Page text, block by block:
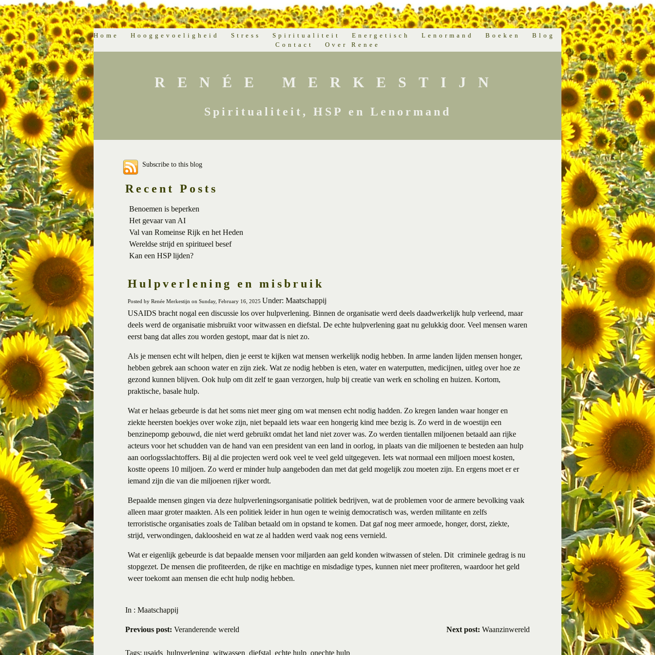
Home Hooggevoeligheid Stress Spiritualiteit Energetisch Lenormand Boeken
Blog
Contact
Over Renee
RENÉE MERKESTIJN
Spiritualiteit, HSP en Lenormand
Subscribe to this blog
Recent Posts
Benoemen is beperken
Het gevaar van AI
Val van Romeinse Rijk en het Heden
Wereldse strijd en spiritueel besef
Kan een HSP lijden?
Hulpverlening en misbruik
Posted by Renée Merkestijn on Sunday, February 16, 2025 Under: Maatschappij
USAIDS bracht nogal een discussie los over hulpverlening. Binnen de organisatie werd deels daadwerkelijk hulp verleend, maar
deels werd de organisatie misbruikt voor witwassen en diefstal. De echte hulpverlening gaat nu gelukkig door. Veel mensen waren
eerst bang dat alles zou worden gestopt, maar dat is niet zo.
Als je mensen echt wilt helpen, dien je eerst te kijken wat mensen werkelijk nodig hebben. In arme landen lijden mensen honger,
hebben gebrek aan schoon water en zijn ziek. Wat ze nodig hebben is eten, water en waterputten, medicijnen, uitleg over hoe ze
gezond kunnen blijven. Ook hulp om dit zelf te gaan verzorgen, hulp bij creatie van werk en scholing en huizen. Kortom,
praktische, basale hulp.
Wat er helaas gebeurde is dat het soms niet meer ging om wat mensen echt nodig hadden. Zo kregen landen waar honger en
ziekte heersten boekjes over woke zijn, niet bepaald iets waar een hongerig kind mee bezig is. Zo werd in de woestijn een
benzinepomp gebouwd, die niet werd gebruikt omdat het land niet zover was. Zo werden tientallen miljoenen betaald aan rijke
acteurs voor het schudden van de hand van een president van een land in oorlog, in plaats van die miljoenen te besteden aan hulp
aan oorlogsslachtoffers. Bij al die projecten werd ook veel te veel geld uitgegeven. Iets wat normaal een miljoen moest kosten,
kostte opeens 10 miljoen. Zo werd er minder hulp aangeboden dan met dat geld mogelijk zou moeten zijn. En ergens moet er er
iemand zijn die van die miljoenen rijker wordt.
Bepaalde mensen gingen via deze hulpverleningsorganisatie politiek bedrijven, wat de problemen voor de armere bevolking vaak
alleen maar groter maakten. Als een politiek leider in hun ogen te weinig democratisch was, werden militante en zelfs
terroristische organisaties zoals de Taliban betaald om in opstand te komen. Dat gaf nog meer armoede, honger, dorst, ziekte,
strijd, verwondingen, dakloosheid en wat ze al hadden werd vaak nog eens vernield.
Wat er eigenlijk gebeurde is dat bepaalde mensen voor miljarden aan geld konden witwassen of stelen. Dit criminele gedrag is nu
stopgezet. De mensen die profiteerden, de rijke en machtige en misdadige types, kunnen niet meer profiteren, waardoor het geld
weer toekomt aan mensen die echt hulp nodig hebben.
In : Maatschappij
Next post: Waanzinwereld
Previous post: Veranderende wereld
Tags: usaids hulpverlening witwassen diefstal echte hulp onechte hulp